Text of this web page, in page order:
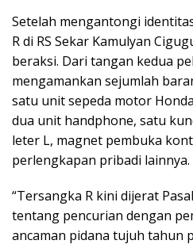
Setelah mengantongi
R di RS Sekar Kamulyan
beraksi.‎‎ Dari tangan kedua
mengamankan sejumlah
satu unit sepeda motor
dua unit handphone, satu
leter L, magnet pembuka
perlengkapan pribadi lainnya.‎‎
“Tersangka R kini dijerat
tentang pencurian dengan
ancaman pidana tujuh tahun